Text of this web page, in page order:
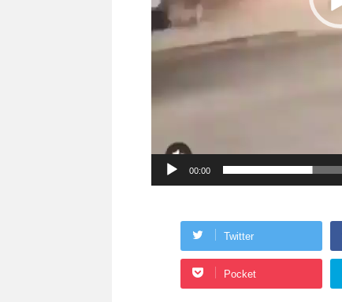
00:00
Twitter
Pocket